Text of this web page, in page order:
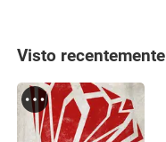
Visto recentemente